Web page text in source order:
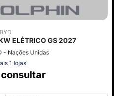
BYD
ELÉTRICO GS 2027
- Nações Unidas
1 lojas